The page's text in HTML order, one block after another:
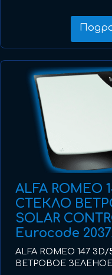
ALFA ROMEO
СТЕКЛО
SOLAR
Eurocode
ALFA ROMEO 147
ВЕТРОВОЕ ЗЕЛЕНОЕ